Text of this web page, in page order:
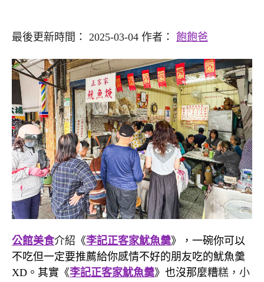
最後更新時間： 2025-03-04 作者： 飽飽爸
公館美食介紹 《李記正客家魷魚羹》，一碗你可以
不吃但一定要推薦給你感情不好的朋友吃的魷魚羹
XD。其實《李記正客家魷魚羹》也沒那麼糟糕，小